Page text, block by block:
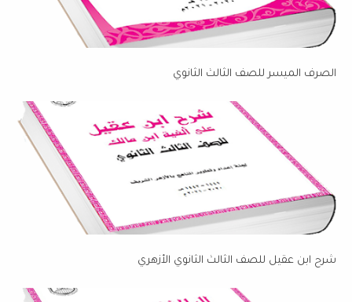
الصرف الميسر للصف الثالث الثانوي
شرح ابن عقيل للصف الثالث الثانوي الأزهري